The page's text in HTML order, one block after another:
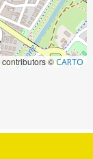
contributors © CARTO